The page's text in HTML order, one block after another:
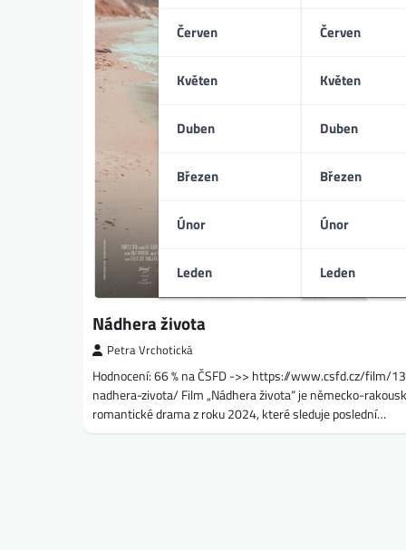
Červen
Květen
Duben
Březen
Únor
Leden
Červen
Květen
Duben
Březen
Únor
Leden
Nádhera života
Petra Vrchotická
Hodnocení: 66 % na ČSFD ->> https://www.csfd.cz/film/
nadhera-zivota/ Film „Nádhera života“ je německo-
romantické drama z roku 2024, které sleduje poslední…